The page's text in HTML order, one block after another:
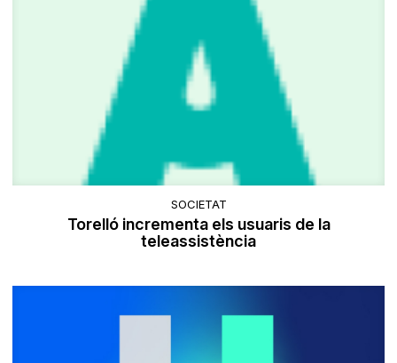
SOCIETAT
Torelló incrementa els usuaris de la
teleassistència